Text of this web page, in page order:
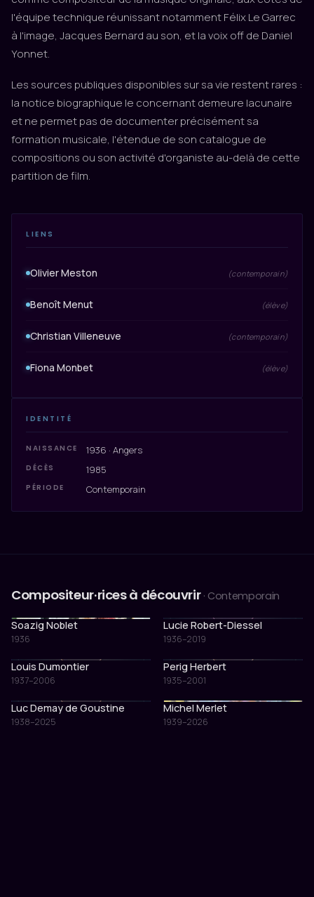
l'équipe technique réunissant notamment Félix Le Garrec
à l'image, Jacques Bernard au son, et la voix off de Daniel
Yonnet.
Les sources publiques disponibles sur sa vie restent rares :
la notice biographique le concernant demeure lacunaire
et ne permet pas de documenter précisément sa
formation musicale, l'étendue de son catalogue de
compositions ou son activité d'organiste au-delà de cette
partition de film.
LIENS
Olivier Meston (contemporain)
Benoît Menut (élève)
Christian Villeneuve (contemporain)
Fiona Monbet (élève)
IDENTITÉ
NAISSANCE 1936 · Angers
DÉCÈS 1985
PÉRIODE Contemporain
Compositeur·rices à découvrir · Contemporain
Soazig Noblet
1936
Lucie Robert-Diessel
1936–2019
Louis Dumontier
1937–2006
Perig Herbert
1935–2001
Luc Demay de Goustine
1938–2025
Michel Merlet
1939–2026